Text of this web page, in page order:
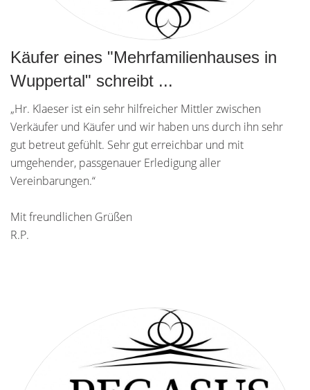
Käufer eines "Mehrfamilienhauses in
Wuppertal" schreibt ...
„Hr. Klaeser ist ein sehr hilfreicher Mittler zwischen
Verkäufer und Käufer und wir haben uns durch ihn sehr
gut betreut gefühlt. Sehr gut erreichbar und mit
umgehender, passgenauer Erledigung aller
Vereinbarungen.“
Mit freundlichen Grüßen
R.P.